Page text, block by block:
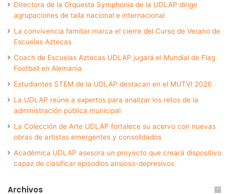
Directora de la Orquesta Symphonia de la UDLAP dirige
agrupaciones de talla nacional e internacional
La convivencia familiar marca el cierre del Curso de Verano de
Escuelas Aztecas
Coach de Escuelas Aztecas UDLAP jugará el Mundial de Flag
Football en Alemania
Estudiantes STEM de la UDLAP destacan en el MUTVI 2026
La UDLAP reúne a expertos para analizar los retos de la
administración pública municipal
La Colección de Arte UDLAP fortalece su acervo con nuevas
obras de artistas emergentes y consolidados
Académica UDLAP asesora un proyecto que creará dispositivo
capaz de clasificar episodios ansioso-depresivos
Archivos